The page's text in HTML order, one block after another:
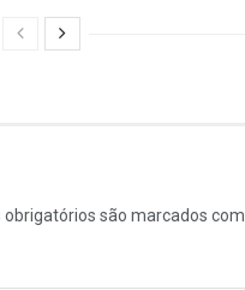
obrigatórios são marcados com